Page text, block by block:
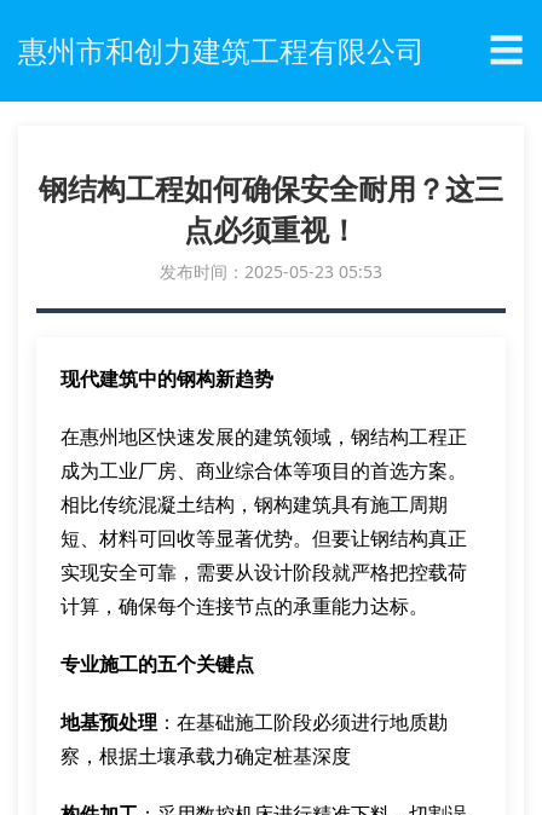
惠州市和创力建筑工程有限公司 ☰
钢结构工程如何确保安全耐用？这三
点必须重视！
发布时间：2025-05-23 05:53
现代建筑中的钢构新趋势
在惠州地区快速发展的建筑领域，钢结构工程正
成为工业厂房、商业综合体等项目的首选方案。
相比传统混凝土结构，钢构建筑具有施工周期
短、材料可回收等显著优势。但要让钢结构真正
实现安全可靠，需要从设计阶段就严格把控载荷
计算，确保每个连接节点的承重能力达标。
专业施工的五个关键点
地基预处理 ：在基础施工阶段必须进行地质勘
察，根据土壤承载力确定桩基深度